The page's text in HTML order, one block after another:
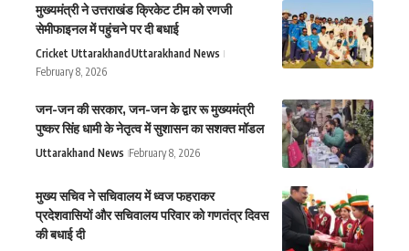
मुख्यमंत्री ने उत्तराखंड क्रिकेट टीम को रणजी
सेमीफाइनल में पहुंचने पर दी बधाई
Cricket UttarakhandUttarakhand News
February 8, 2026
जन-जन की सरकार, जन-जन के द्वार रू मुख्यमंत्री
पुष्कर सिंह धामी के नेतृत्व में सुशासन का सशक्त मॉडल
Uttarakhand News February 8, 2026
मुख्य सचिव ने सचिवालय में ध्वज फहराकर
प्रदेशवासियों और सचिवालय परिवार को गणतंत्र दिवस
की बधाई दी